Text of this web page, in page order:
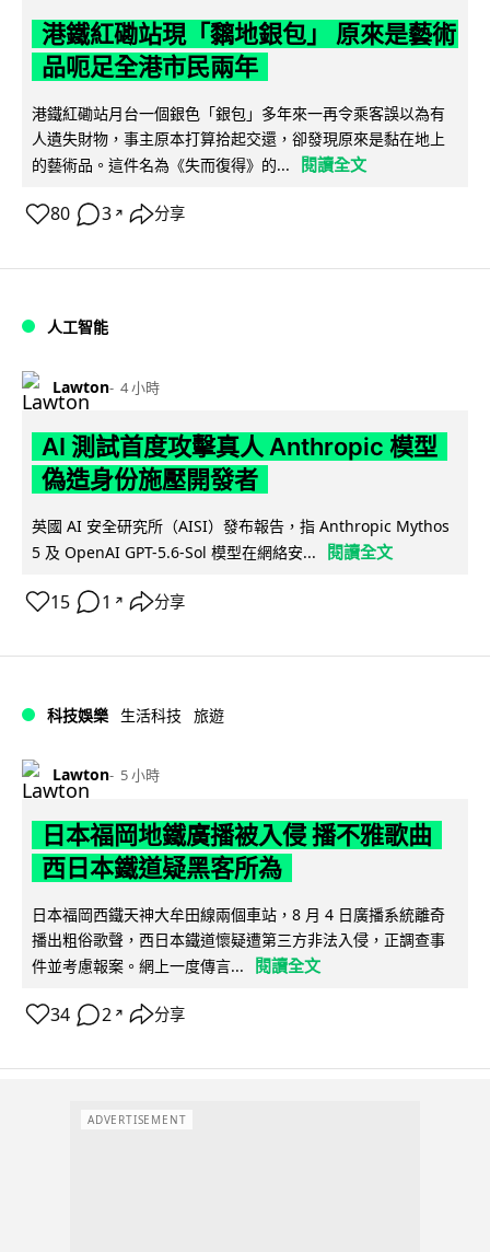
港鐵紅磡站現「黐地銀包」 原來是藝術
品呃足全港市民兩年
港鐵紅磡站月台一個銀色「銀包」多年來一再令乘客誤以為有
人遺失財物，事主原本打算拾起交還，卻發現原來是黏在地上
的藝術品。這件名為《失而復得》的...
閱讀全文
80 3 ↗ 分享
人工智能
Lawton 4 小時
AI 測試首度攻擊真人 Anthropic 模型
偽造身份施壓開發者
英國 AI 安全研究所（AISI）發布報告，指 Anthropic Mythos
5 及 OpenAI GPT-5.6-Sol 模型在網絡安...
閱讀全文
15 1 ↗ 分享
科技娛樂 生活科技 旅遊
Lawton 5 小時
日本福岡地鐵廣播被入侵 播不雅歌曲
西日本鐵道疑黑客所為
日本福岡西鐵天神大牟田線兩個車站，8 月 4 日廣播系統離奇
播出粗俗歌聲，西日本鐵道懷疑遭第三方非法入侵，正調查事
件並考慮報案。網上一度傳言...
閱讀全文
34 2 ↗ 分享
ADVERTISEMENT